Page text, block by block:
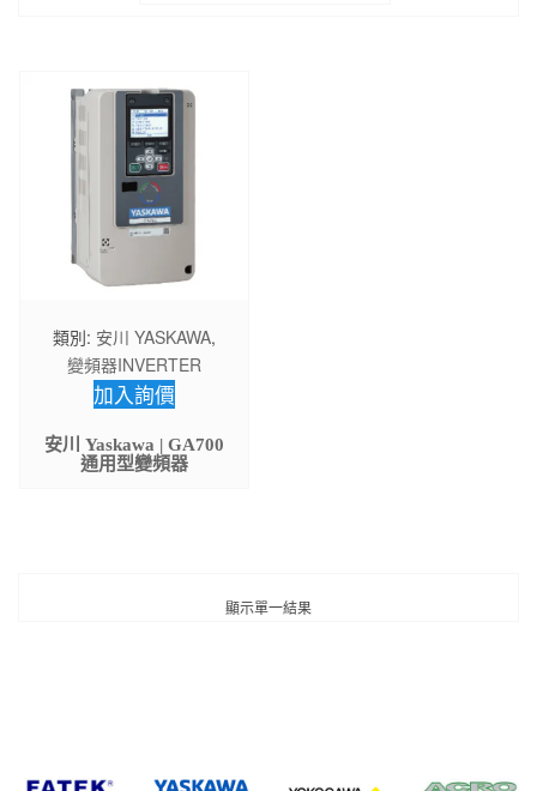
類別: 安川 YASKAWA,
變頻器INVERTER
加入詢價
安川 Yaskawa | GA700
通用型變頻器
顯示單一結果